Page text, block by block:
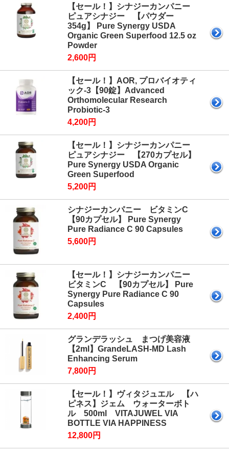
【セール！】シナジーカンパニー
ピュアシナジー 【パウダー
354g】 Pure Synergy USDA
Organic Green Superfood 12.5 oz
Powder
2,600円
【セール！】AOR, プロバイオティ
ック-3【90錠】Advanced
Orthomolecular Research
Probiotic-3
4,200円
【セール！】シナジーカンパニー
ピュアシナジー 【270カプセル】
Pure Synergy USDA Organic
Green Superfood
5,200円
シナジーカンパニー ビタミンC
【90カプセル】 Pure Synergy
Pure Radiance C 90 Capsules
5,600円
【セール！】シナジーカンパニー
ビタミンC 【90カプセル】 Pure
Synergy Pure Radiance C 90
Capsules
2,400円
グランデラッシュ まつげ美容液
【2ml】GrandeLASH-MD Lash
Enhancing Serum
7,800円
【セール！】ヴィタジュエル 【ハ
ピネス】ジェム ウォーターボト
ル 500ml VITAJUWEL VIA
BOTTLE VIA HAPPINESS
12,800円